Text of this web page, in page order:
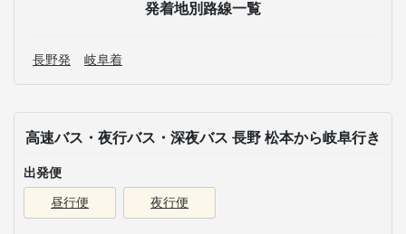
発着地別路線一覧
長野発 岐阜着
高速バス・夜行バス・深夜バス 長野 松本から岐阜行き
出発便
昼行便 夜行便